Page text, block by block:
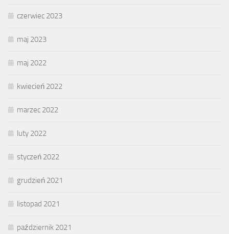
czerwiec 2023
maj 2023
maj 2022
kwiecień 2022
marzec 2022
luty 2022
styczeń 2022
grudzień 2021
listopad 2021
październik 2021